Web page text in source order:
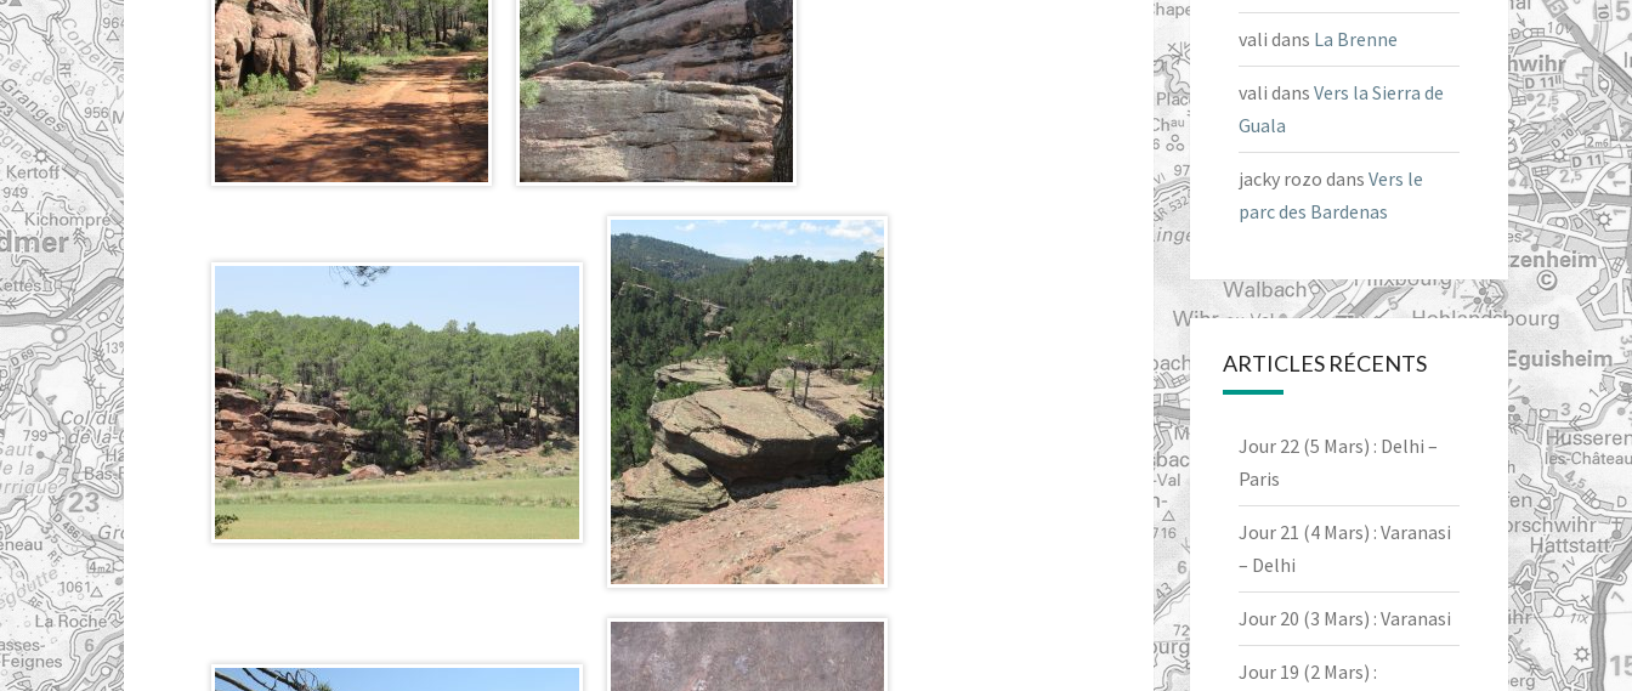
vali dans La Brenne
vali dans Vers la Sierra de
Guala
jacky rozo dans Vers le
parc des Bardenas
ARTICLES RÉCENTS
Jour 22 (5 Mars) : Delhi –
Paris
Jour 21 (4 Mars) : Varanasi
– Delhi
Jour 20 (3 Mars) : Varanasi
Jour 19 (2 Mars) :